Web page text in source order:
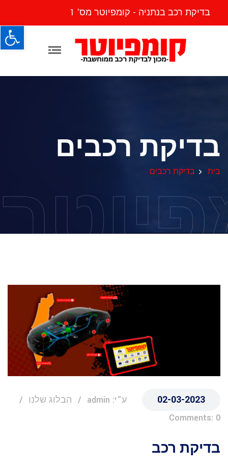
בדיקת רכב בנתניה - קומפיוטר מס' 1
בדיקת רכבים
בית בדיקת רכבים
02-03-2023 ע"י: admin
הבלוג שלנו
Comments: 0
בדיקת רכב